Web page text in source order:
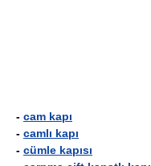
- cam kapı
- camlı kapı
- cümle kapısı